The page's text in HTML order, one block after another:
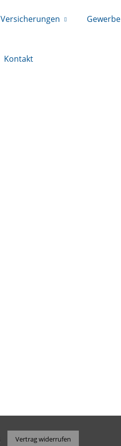
Versicherungen Gewerbe
Kontakt
Vertrag widerrufen